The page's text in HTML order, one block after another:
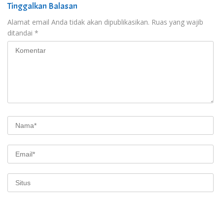
Tinggalkan Balasan
Alamat email Anda tidak akan dipublikasikan. Ruas yang wajib
ditandai *